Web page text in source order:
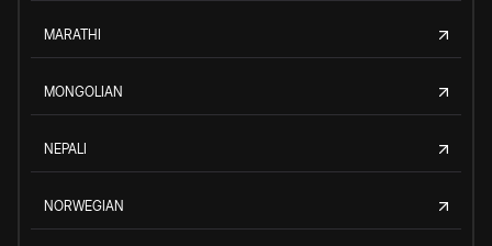
MARATHI
MONGOLIAN
NEPALI
NORWEGIAN